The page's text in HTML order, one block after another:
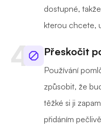
dostupné,
kterou chcete,
Přeskočit
Používání
způsobit, že
těžké si ji
přidáním